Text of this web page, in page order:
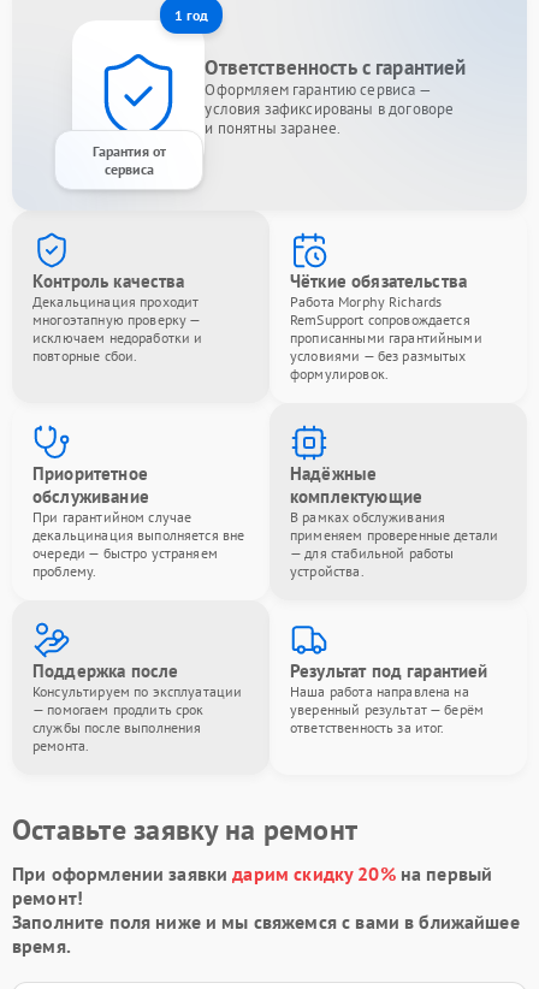
1 год
Гарантия от
сервиса
Ответственность с гарантией
Оформляем гарантию сервиса —
условия зафиксированы в договоре
и понятны заранее.
Контроль качества
Декальцинация проходит
многоэтапную проверку —
исключаем недоработки и
повторные сбои.
Чёткие обязательства
Работа Morphy Richards
RemSupport сопровождается
прописанными гарантийными
условиями — без размытых
формулировок.
Приоритетное
обслуживание
При гарантийном случае
декальцинация выполняется вне
очереди — быстро устраняем
проблему.
Надёжные
комплектующие
В рамках обслуживания
применяем проверенные детали
— для стабильной работы
устройства.
Поддержка после
Консультируем по эксплуатации
— помогаем продлить срок
службы после выполнения
ремонта.
Результат под гарантией
Наша работа направлена на
уверенный результат — берём
ответственность за итог.
Оставьте заявку на ремонт
При оформлении заявкидарим скидку 20%на первый
ремонт!
Заполните поля ниже и мы свяжемся с вами в ближайшее
время.